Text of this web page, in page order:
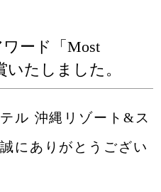
ワード「Most
いたしました。
ル 沖縄リゾート&ス
にありがとうござい